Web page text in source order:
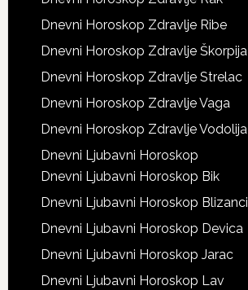
Dnevni Horoskop Zdravlje Ribe
Dnevni Horoskop Zdravlje Škorpija
Dnevni Horoskop Zdravlje Strelac
Dnevni Horoskop Zdravlje Vaga
Dnevni Horoskop Zdravlje Vodolija
Dnevni Ljubavni Horoskop
Dnevni Ljubavni Horoskop Bik
Dnevni Ljubavni Horoskop Blizanci
Dnevni Ljubavni Horoskop Devica
Dnevni Ljubavni Horoskop Jarac
Dnevni Ljubavni Horoskop Lav